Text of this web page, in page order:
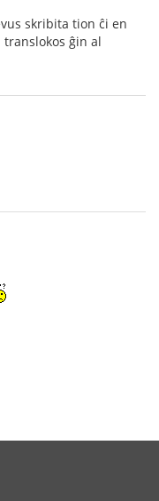
skribita tion ĉi en
ĝin al